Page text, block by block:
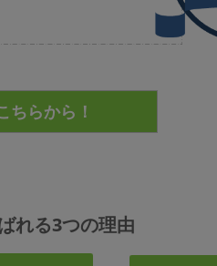
れる3つの理由